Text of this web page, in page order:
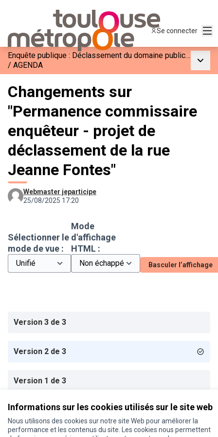
Informations sur les cookies utilisés sur le site web
Nous utilisons des cookies sur notre site Web pour améliorer la
performance et les contenus du site. Les cookies nous permettent
Se connecter
Enquête publique : Déclassement du domaine public communal de la rue Jeanne Fontes à Toulouse.
/ AGENDA
Changements sur
"Permanence commissaire
enquêteur - projet de
déclassement de la rue
Jeanne Fontes"
Webmaster jeparticipe
25/08/2025 17:20
Sélectionner le
mode de vue :
Mode
d'affichage
HTML :
Basculer l’affichage
Version 3 de 3
Version 2 de 3
Version 1 de 3
Paramètres des cookies
Je participe ! sur X
Je participe ! sur Facebook
Je participe ! sur Instagram